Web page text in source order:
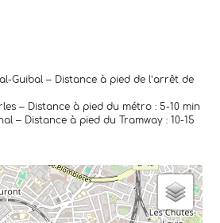
Guibal – Distance à pied de l’arrêt de
– Distance à pied du métro : 5-10 min
– Distance à pied du Tramway : 10-15